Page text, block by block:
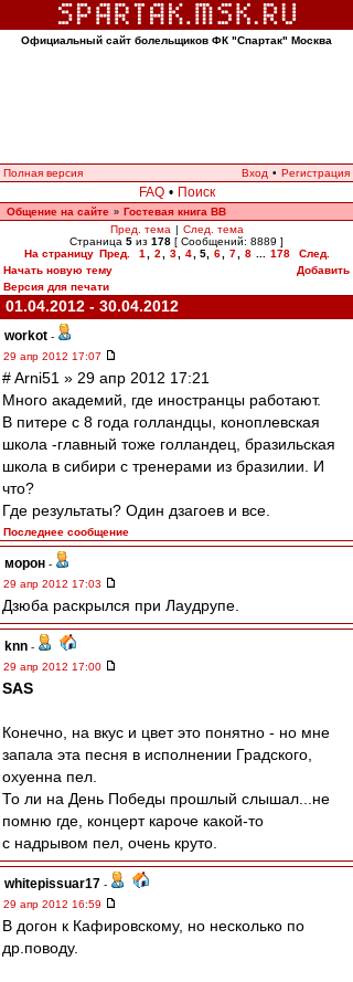
Официальный сайт болельщиков ФК "Спартак" Москва
Полная версия Вход • Регистрация
FAQ • Поиск
Общение на сайте » Гостевая книга ВВ
Пред. тема | След. тема
Страница 5 из 178 [ Сообщений: 8889 ]
На страницу Пред. 1 2 3 4 5, 6 7 8 178
След.
Начать новую тему
Добавить
Версия для печати
01.04.2012 - 30.04.2012
workоt -
29 апр 2012 17:07
# Arni51 » 29 апр 2012 17:21
Много академий, где иностранцы работают.
В питере с 8 года голландцы, коноплевская
школа -главный тоже голландец, бразильская
школа в сибири с тренерами из бразилии. И
что?
Где результаты? Один дзагоев и все.
Последнее сообщение
морон -
29 апр 2012 17:03
Дзюба раскрылся при Лаудрупе.
knn -
29 апр 2012 17:00
SAS
Конечно, на вкус и цвет это понятно - но мне
запала эта песня в исполнении Градского,
охуенна пел.
То ли на День Победы прошлый слышал...не
помню где, концерт кароче какой-то
с надрывом пел, очень круто.
whitepissuar17 -
29 апр 2012 16:59
В догон к Кафировскому, но несколько по
др.поводу.